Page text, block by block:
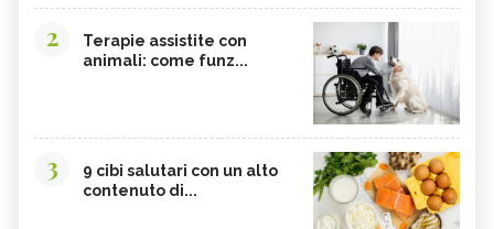
2
Terapie assistite con
animali: come funz...
3
9 cibi salutari con un alto
contenuto di...